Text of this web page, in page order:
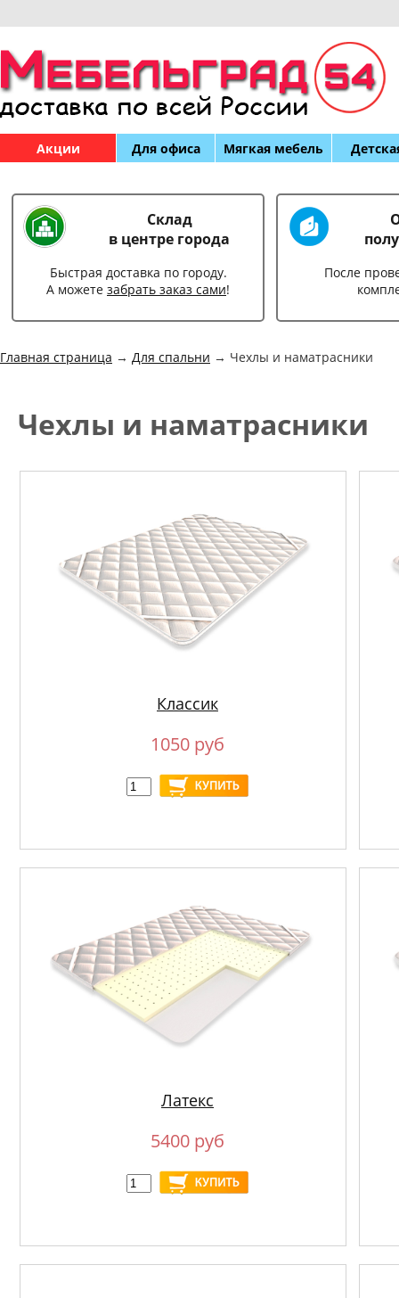
Акции Для офиса Мягкая мебель
Склад
в центре города
Быстрая доставка по городу.
А можете забрать заказ сами!
После
Главная страница → Для спальни → Чехлы и наматрасники
Чехлы и наматрасники
Классик
1050 руб
Латекс
5400 руб